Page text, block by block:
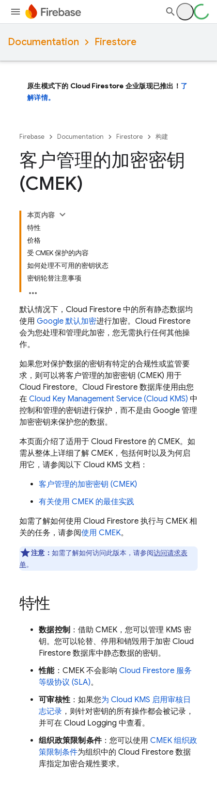
Documentation Firestore
原生模式下的 Cloud Firestore 企业版现已推出！ 了
解详情。
Firebase Documentation Firestore 构建
客户管理的加密密钥
(CMEK)
本页内容
特性
价格
受 CMEK 保护的内容
如何处理不可用的密钥状态
密钥轮替注意事项
默认情况下， Cloud Firestore 中的所有静态数据均
使用 Google 默认加密进行加密。 Cloud Firestore
会为您处理和管理此加密，您无需执行任何其他操
作。
如果您对保护数据的密钥有特定的合规性或监管要
求，则可以将客户管理的加密密钥 (CMEK) 用于
Cloud Firestore。 Cloud Firestore 数据库使用由您
在 Cloud Key Management Service (Cloud KMS) 中
控制和管理的密钥进行保护，而不是由 Google 管理
加密密钥来保护您的数据。
本页面介绍了适用于 Cloud Firestore 的 CMEK。如
需从整体上详细了解 CMEK，包括何时以及为何启
用它，请参阅以下 Cloud KMS 文档：
客户管理的加密密钥 (CMEK)
有关使用 CMEK 的最佳实践
如需了解如何使用 Cloud Firestore 执行与 CMEK 相
关的任务，请参阅使用 CMEK。
注意： 如需了解如何访问此版本，请参阅访问请求表
单。
特性
数据控制 ：借助 CMEK，您可以管理 KMS 密
钥。您可以轮替、停用和销毁用于加密 Cloud
Firestore 数据库中静态数据的密钥。
性能：CMEK 不会影响 Cloud Firestore服务
等级协议 (SLA)。
可审核性：如果您为 Cloud KMS 启用审核日
志记录 ，则针对密钥的所有操作都会被记录，
并可在 Cloud Logging 中查看。
组织政策限制条件：您可以使用 CMEK 组织政
策限制条件为组织中的 Cloud Firestore 数据
库指定加密合规性要求。